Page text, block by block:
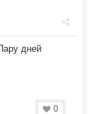
дней
0